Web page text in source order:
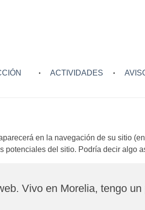
ACTIVIDADES
en la navegación de su sitio
potenciales del sitio. Podría decir algo
Vivo en Morelia, tengo un